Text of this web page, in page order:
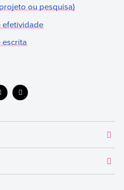
ou pesquisa)
efetividade
escrita
e evitar cometer plágio. Além
as fontes originais que